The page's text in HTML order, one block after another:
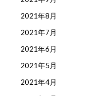
2021年8月
2021年7月
2021年6月
2021年5月
2021年4月